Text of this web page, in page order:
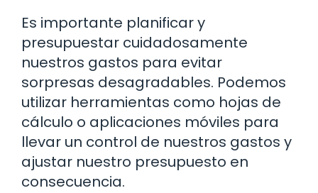
Es importante planificar y
presupuestar cuidadosamente
nuestros gastos para evitar
sorpresas desagradables. Podemos
utilizar herramientas como hojas de
cálculo o aplicaciones móviles para
llevar un control de nuestros gastos y
ajustar nuestro presupuesto en
consecuencia.